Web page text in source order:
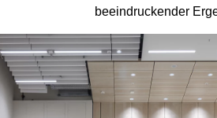
beeindruckender